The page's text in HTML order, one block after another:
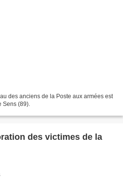
des anciens de la Poste aux armées est
Sens (89).
des victimes de la